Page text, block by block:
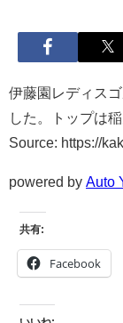
伊藤園レディス
した。トップは
Source: https://
powered by Auto
共有:
Facebook